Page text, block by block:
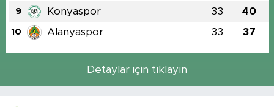
9 Konyaspor 33 40
10 Alanyaspor 33 37
Detaylar için tıklayın